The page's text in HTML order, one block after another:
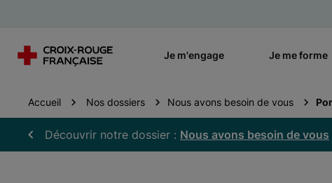
Je m'engage Je me forme
Accueil Nos dossiers Nous avons besoin de vous
Découvrir notre dossier : Nous avons besoin de vous